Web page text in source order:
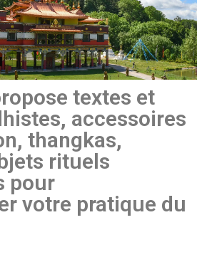
textes et
accessoires
thangkas,
rituels
pour
votre pratique du